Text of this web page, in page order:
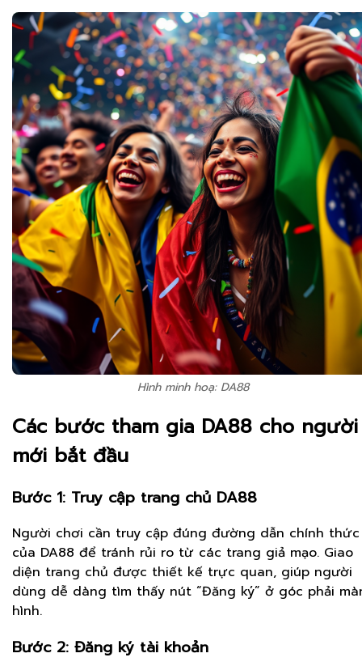
Hình minh hoạ: DA88
Các bước tham gia DA88 cho người
mới bắt đầu
Bước 1: Truy cập trang chủ DA88
Người chơi cần truy cập đúng đường dẫn chính thức
của DA88 để tránh rủi ro từ các trang giả mạo. Giao
diện trang chủ được thiết kế trực quan, giúp người
dùng dễ dàng tìm thấy nút “Đăng ký” ở góc phải
hình.
Bước 2: Đăng ký tài khoản